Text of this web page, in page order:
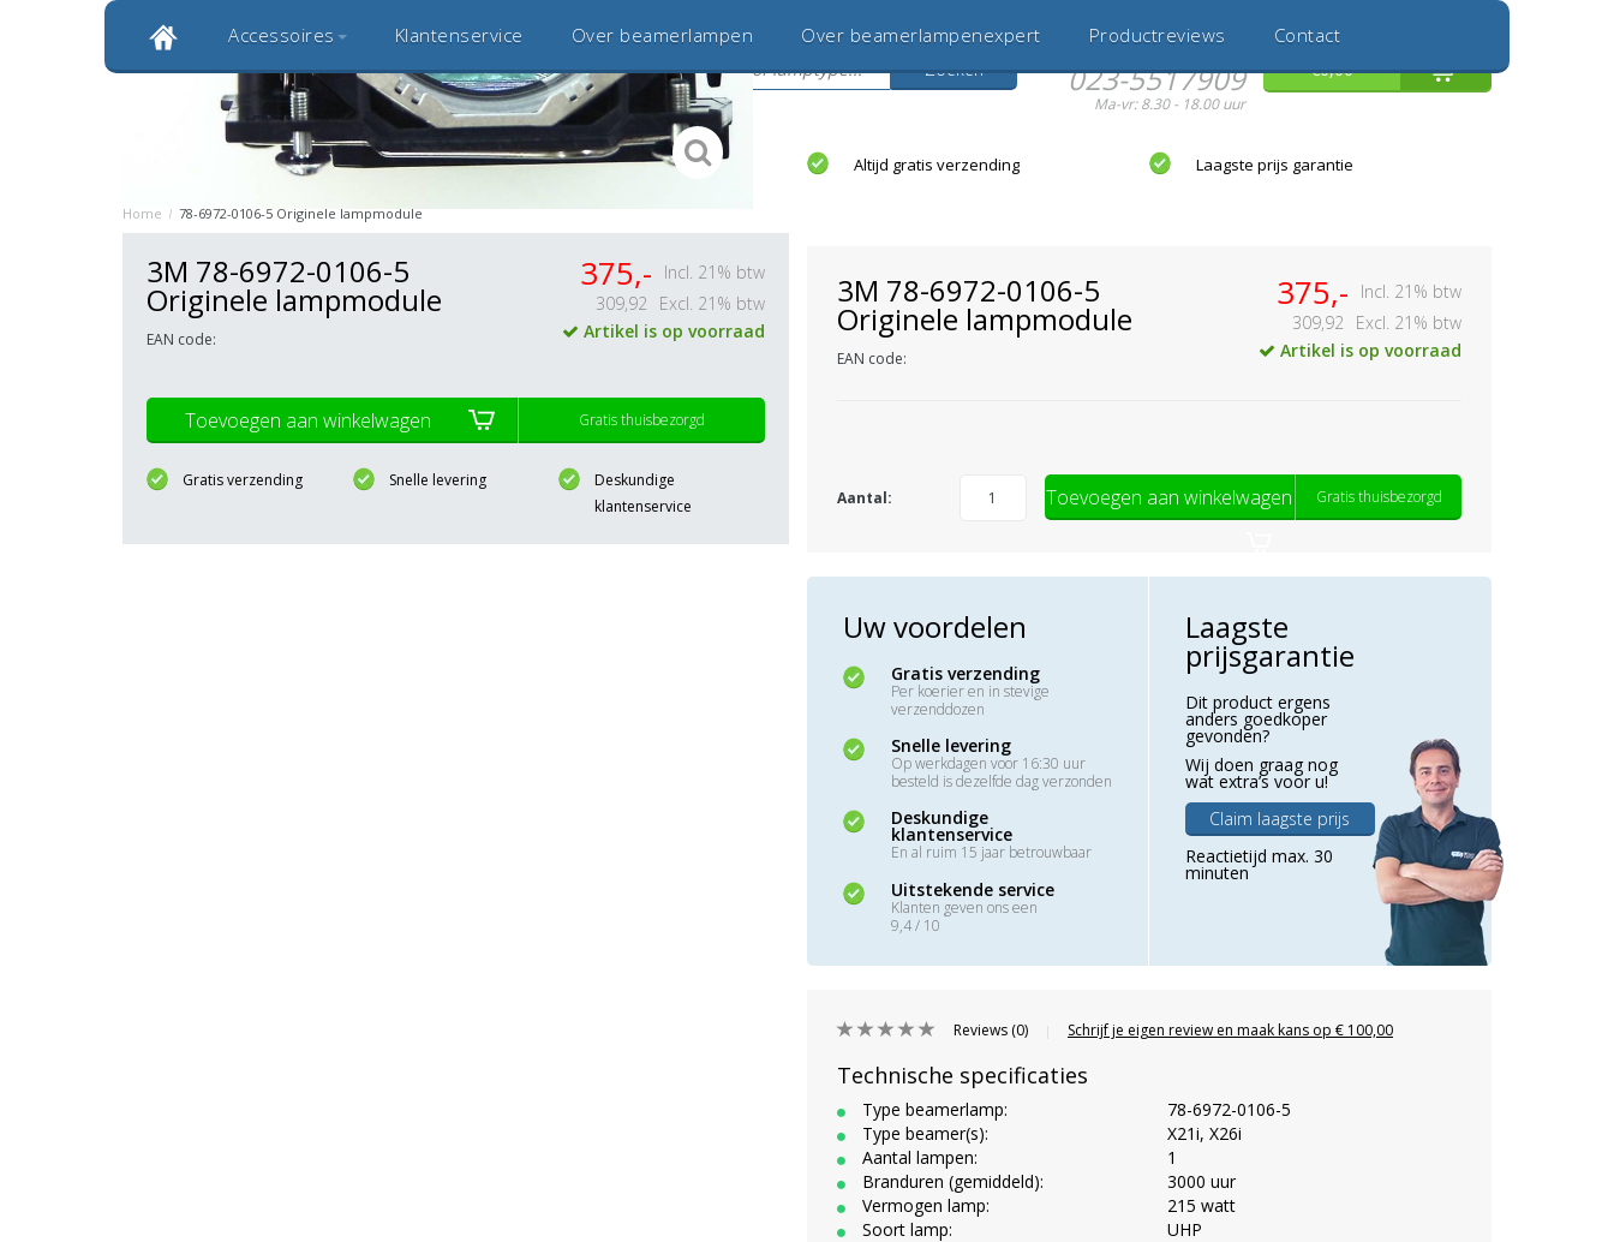
Inloggen
Klantbeoordeling 9,0
Bekijk alle 1000+ reviews
Zoeken
Hulp nodig?
023-5517909
Ma-vr: 8.30 - 18.00 uur
€0,00
Accessoires Klantenservice Over beamerlampen Over beamerlampenexpert Productreviews Contact
Originele kwaliteitsproducten 20 jaar betrouwbaar en ervaren Altijd gratis verzending Laagste prijs garantie
Home / 78-6972-0106-5 Originele lampmodule
3M 78-6972-0106-5
Originele lampmodule
EAN code:
375,-
Incl. 21% btw
309,92
Excl. 21% btw
Artikel is op voorraad
Toevoegen aan winkelwagen Gratis thuisbezorgd
Gratis verzending Snelle levering
Deskundige
klantenservice
3M 78-6972-0106-5
Originele lampmodule
EAN code:
375,-
Incl. 21% btw
309,92 Excl. 21% btw
Artikel is op voorraad
Aantal: Toevoegen aan winkelwagen Gratis thuisbezorgd
Uw voordelen
Gratis verzending
Per koerier en in stevige
verzenddozen
Snelle levering
Op werkdagen voor 16:30 uur
besteld is dezelfde dag verzonden
Deskundige
klantenservice
En al ruim 15 jaar betrouwbaar
Uitstekende service
Klanten geven ons een
9,4 / 10
Laagste
prijsgarantie
Dit product ergens
anders goedkoper
gevonden?
Wij doen graag nog
wat extra’s voor u!
Claim laagste prijs
Reactietijd max. 30
minuten
Reviews (0) Schrijf je eigen review en maak kans op € 100,00
Technische specificaties
Type beamerlamp:
78-6972-0106-5
Type beamer(s):
X21i, X26i
Aantal lampen:
1
Branduren (gemiddeld):
3000 uur
Vermogen lamp:
215 watt
Soort lamp:
UHP